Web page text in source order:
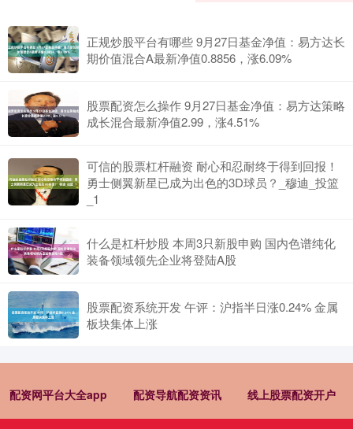
正规炒股平台有哪些 9月27日基金净值：易方达长
期价值混合A最新净值0.8856，涨6.09%
股票配资怎么操作 9月27日基金净值：易方达策略
成长混合最新净值2.99，涨4.51%
可信的股票杠杆融资 耐心和忍耐终于得到回报！
勇士侧翼新星已成为出色的3D球员？_穆迪_投篮
_1
什么是杠杆炒股 本周3只新股申购 国内色谱纯化
装备领域领先企业将登陆A股
股票配资系统开发 午评：沪指半日涨0.24% 金属
板块集体上涨
配资网平台大全app 配资导航配资资讯 线上股票配资开户